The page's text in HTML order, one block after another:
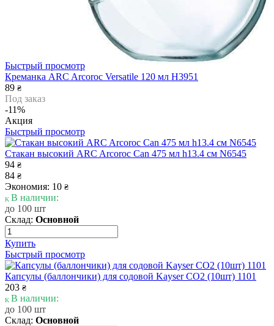
Быстрый просмотр
Креманка ARC Arcoroc Versatile 120 мл H3951
89 ₴
Под заказ
-11%
Акция
Быстрый просмотр
Стакан высокий ARC Arcoroc Can 475 мл h13.4 см N6545
94 ₴
84 ₴
Экономия: 10 ₴
В наличии:
до 100 шт
Склад: Основной
Купить
Быстрый просмотр
Капсулы (баллончики) для содовой Kayser CO2 (10шт) 1101
203 ₴
В наличии:
до 100 шт
Склад: Основной